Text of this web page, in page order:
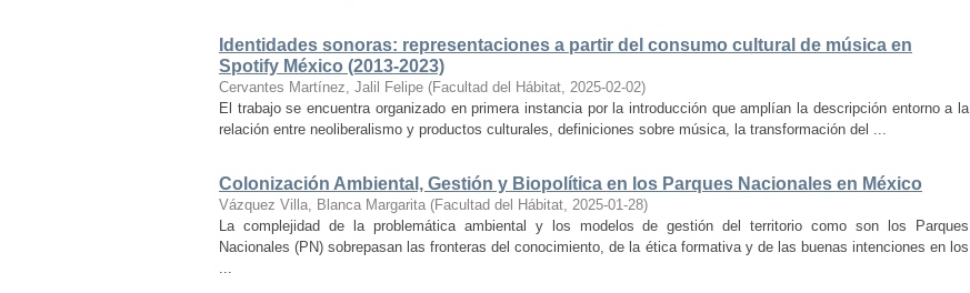
Identidades sonoras: representaciones a partir del consumo cultural de música en
Spotify México (2013-2023)
Cervantes Martínez, Jalil Felipe (Facultad del Hábitat, 2025-02-02)
El trabajo se encuentra organizado en primera instancia por la introducción que amplían la descripción entorno a la
relación entre neoliberalismo y productos culturales, definiciones sobre música, la transformación del ...
Colonización Ambiental, Gestión y Biopolítica en los Parques Nacionales en México
Vázquez Villa, Blanca Margarita (Facultad del Hábitat, 2025-01-28)
La complejidad de la problemática ambiental y los modelos de gestión del territorio como son los Parques
Nacionales (PN) sobrepasan las fronteras del conocimiento, de la ética formativa y de las buenas intenciones en los
...